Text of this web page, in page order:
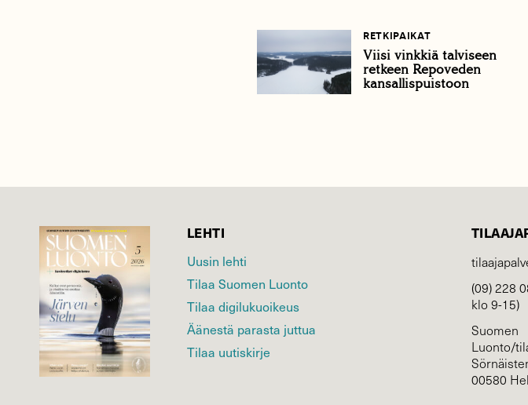
RETKIPAIKAT
Viisi vinkkiä talviseen
retkeen Repoveden
kansallispuistoon
LEHTI
Uusin lehti
Tilaa Suomen Luonto
Tilaa digilukuoikeus
Äänestä parasta juttua
Tilaa uutiskirje
(09) 228
klo 9-15)
Suomen
Luonto/
00580